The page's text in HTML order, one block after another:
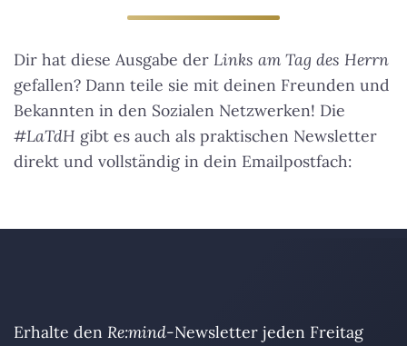
Dir hat diese Ausgabe der Links am Tag des Herrn
gefallen? Dann teile sie mit deinen Freunden und
Bekannten in den Sozialen Netzwerken! Die
#LaTdH gibt es auch als praktischen Newsletter
direkt und vollständig in dein Emailpostfach:
Erhalte den Re:mind-Newsletter jeden Freitag